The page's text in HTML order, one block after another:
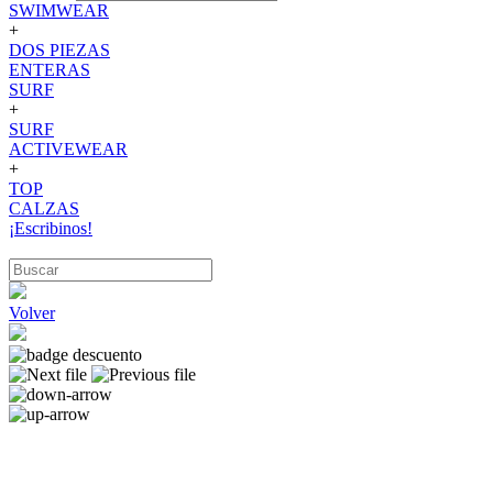
SWIMWEAR
+
DOS PIEZAS
ENTERAS
SURF
+
SURF
ACTIVEWEAR
+
TOP
CALZAS
¡Escribinos!
Volver